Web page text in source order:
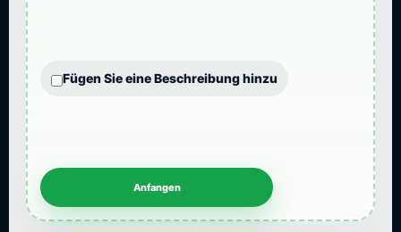
Fügen Sie eine Beschreibung hinzu